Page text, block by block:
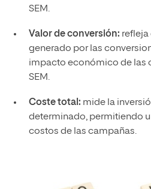
SEM.
Valor de conversión: refleja
generado por las
impacto económico de las
SEM.
Coste total: mide la
determinado, permitiendo
costos de las campañas.